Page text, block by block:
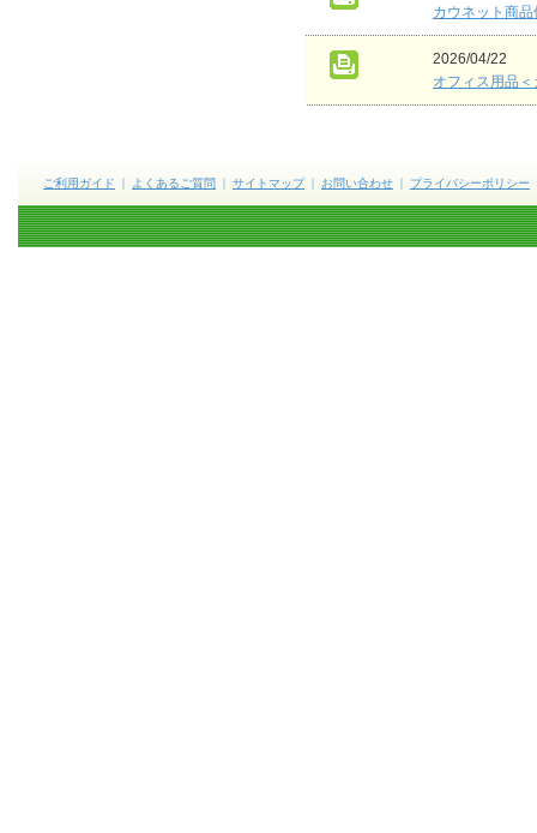
カウネット商
2026/04/22
オフィス用品
ご利用ガイド よくあるご質問 サイトマップ お問い合わせ プライバシーポリシー